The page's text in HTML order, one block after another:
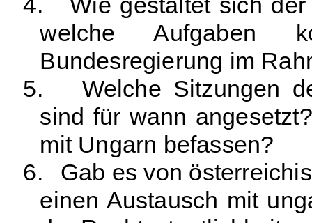
welche Aufgaben
Bundesregierung im
5.
Welche Sitzungen
sind für wann
mit Ungarn befassen?
6.
Gab es von
einen Austausch mit